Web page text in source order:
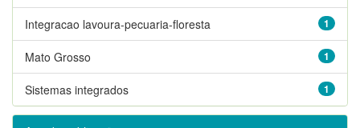
1
Integracao lavoura-pecuaria-floresta
1
Mato Grosso
1
Sistemas integrados